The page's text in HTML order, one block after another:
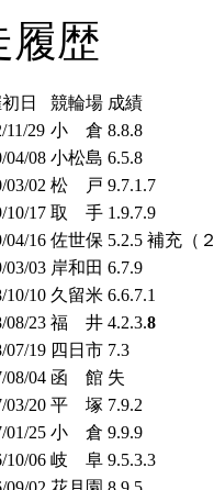
履歴
日 競輪場 成績
11/29 小 倉 8.8.8
04/08 小松島 6.5.8
03/02 松 戸 9.7.1.7
10/17 取 手 1.9.7.9
04/16 佐世保 5.2.5 補充（
03/03 岸和田 6.7.9
10/10 久留米 6.6.7.1
08/23 福 井 4.2.3.8
07/19 四日市 7.3
08/04 函 館 失
03/20 平 塚 7.9.2
01/25 小 倉 9.9.9
10/06 岐 阜 9.5.3.3